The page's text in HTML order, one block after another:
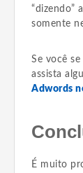
“dizendo”
somente
Se você
assista
Adwords
É muito